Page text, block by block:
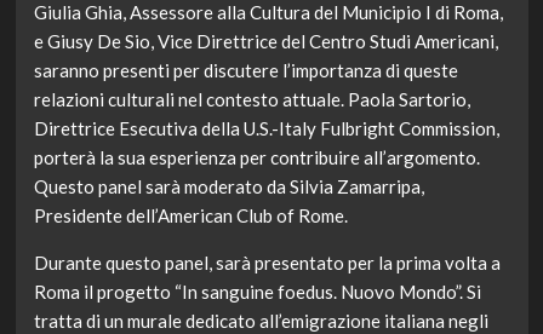
Giulia Ghia, Assessore alla Cultura del Municipio I di Roma,
e Giusy De Sio, Vice Direttrice del Centro Studi Americani,
saranno presenti per discutere l’importanza di queste
relazioni culturali nel contesto attuale. Paola Sartorio,
Direttrice Esecutiva della U.S.-Italy Fulbright Commission,
porterà la sua esperienza per contribuire all’argomento.
Questo panel sarà moderato da Silvia Zamarripa,
Presidente dell’American Club of Rome.
Durante questo panel, sarà presentato per la prima volta a
Roma il progetto “In sanguine foedus. Nuovo Mondo”. Si
tratta di un murale dedicato all’emigrazione italiana negli